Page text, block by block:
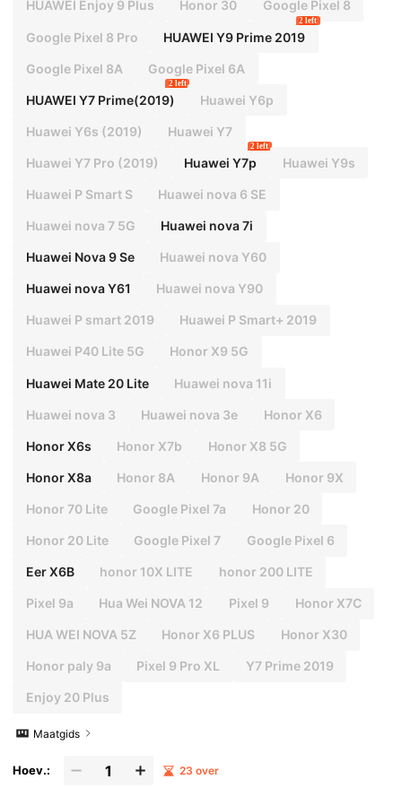
HUAWEI Enjoy 9 Plus Honor 30 Google Pixel 8
Google Pixel 8 Pro HUAWEI Y9 Prime 2019
2 left
Google Pixel 8A Google Pixel 6A
HUAWEI Y7 Prime(2019)
2 left
Huawei Y6p
Huawei Y6s (2019) Huawei Y7
Huawei Y7 Pro (2019) Huawei Y7p
2 left
Huawei Y9s
Huawei P Smart S Huawei nova 6 SE
Huawei nova 7 5G Huawei nova 7i
Huawei Nova 9 Se Huawei nova Y60
Huawei nova Y61 Huawei nova Y90
Huawei P smart 2019 Huawei P Smart+ 2019
Huawei P40 Lite 5G Honor X9 5G
Huawei Mate 20 Lite Huawei nova 11i
Huawei nova 3 Huawei nova 3e Honor X6
Honor X6s Honor X7b Honor X8 5G
Honor X8a Honor 8A Honor 9A Honor 9X
Honor 70 Lite Google Pixel 7a Honor 20
Honor 20 Lite Google Pixel 7 Google Pixel 6
Eer X6B honor 10X LITE honor 200 LITE
Pixel 9a Hua Wei NOVA 12 Pixel 9 Honor X7C
HUA WEI NOVA 5Z Honor X6 PLUS Honor X30
Honor paly 9a Pixel 9 Pro XL Y7 Prime 2019
Enjoy 20 Plus
Maatgids
Hoev.: 23 over